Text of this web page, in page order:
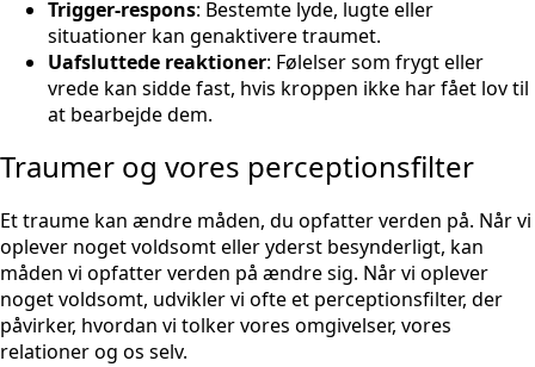
Trigger-respons: Bestemte lyde, lugte eller
situationer kan genaktivere traumet.
Uafsluttede reaktioner: Følelser som frygt eller
vrede kan sidde fast, hvis kroppen ikke har fået lov til
at bearbejde dem.
Traumer og vores perceptionsfilter
Et traume kan ændre måden, du opfatter verden på. Når vi
oplever noget voldsomt eller yderst besynderligt, kan
måden vi opfatter verden på ændre sig. Når vi oplever
noget voldsomt, udvikler vi ofte et perceptionsfilter, der
påvirker, hvordan vi tolker vores omgivelser, vores
relationer og os selv.